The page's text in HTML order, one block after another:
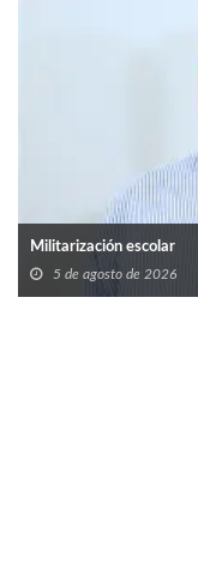
Militarización escolar
5 de agosto de 2026